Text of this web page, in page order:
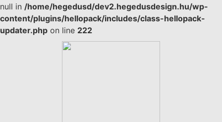
null in /home/hegedusd/dev2.hegedusdesign.hu/wp-
content/plugins/hellopack/includes/class-hellopack-
updater.php on line 222